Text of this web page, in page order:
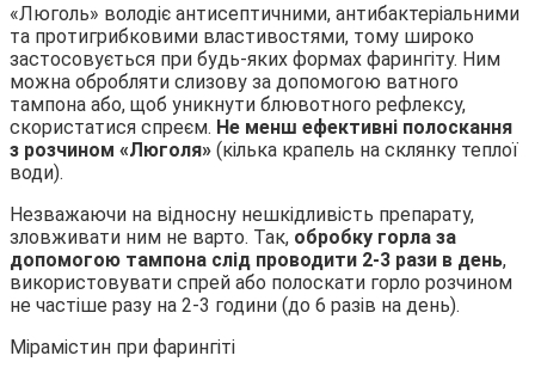
«Люголь» володіє антисептичними, антибактеріальними
та протигрибковими властивостями, тому широко
застосовується при будь-яких формах фарингіту. Ним
можна обробляти слизову за допомогою ватного
тампона або, щоб уникнути блювотного рефлексу,
скористатися спреєм. Не менш ефективні полоскання
з розчином «Люголя» (кілька крапель на склянку теплої
води).
Незважаючи на відносну нешкідливість препарату,
зловживати ним не варто. Так, обробку горла за
допомогою тампона слід проводити 2-3 рази в день,
використовувати спрей або полоскати горло розчином
не частіше разу на 2-3 години (до 6 разів на день).
Мірамістин при фарингіті